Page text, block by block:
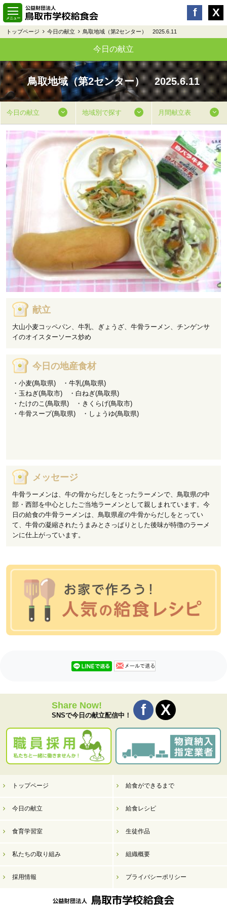
トップページ 今日の献立 鳥取地域（第2センター） 2025.6.11
今日の献立
鳥取地域（第2センター） 2025.6.11
今日の献立 地域別で探す 月間献立表
献立
大山小麦コッペパン、牛乳、ぎょうざ、牛骨ラーメン、チンゲンサ
イのオイスターソース炒め
今日の地産食材
・小麦(鳥取県) ・牛乳(鳥取県)
・玉ねぎ(鳥取市) ・白ねぎ(鳥取県)
・たけのこ(鳥取県) ・きくらげ(鳥取市)
・牛骨スープ(鳥取県) ・しょうゆ(鳥取県)
メッセージ
牛骨ラーメンは、牛の骨からだしをとったラーメンで、鳥取県の中
部・西部を中心としたご当地ラーメンとして親しまれています。今
日の給食の牛骨ラーメンは、鳥取県産の牛骨からだしをとってい
て、牛骨の凝縮されたうまみとさっぱりとした後味が特徴のラーメ
ンに仕上がっています。
Share Now!
SNSで今日の献立配信中！
トップページ 給食ができるまで
今日の献立 給食レシピ
食育学習室 生徒作品
私たちの取り組み 組織概要
採用情報 プライバシーポリシー